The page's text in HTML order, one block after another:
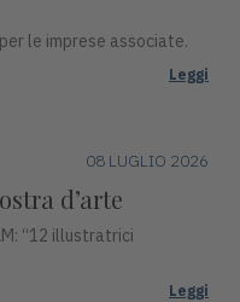
le imprese associate.
Leggi
08 LUGLIO 2026
d’arte
“12 illustratrici
Leggi